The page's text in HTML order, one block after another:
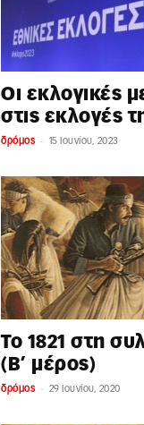
Οι εκλογικές
στις εκλογές
δρόμος - 15 Ιουνίου, 2023
Το 1821 στη
(Β’ μέρος)
δρόμος - 29 Ιουνίου, 2020